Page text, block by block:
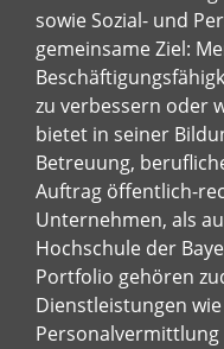
sowie Sozial- und
gemeinsame Ziel:
zu verbessern oder
bietet in seiner
Betreuung,
Auftrag öffentlich-
Unternehmen, als
Hochschule der
Portfolio gehören
Dienstleistungen
Personalvermittlung